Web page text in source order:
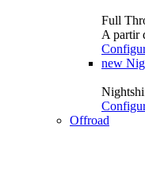
Full
A partir
new
Offroad